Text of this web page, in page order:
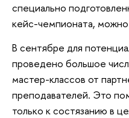
специально
кейс-чемпионата,
В сентябре для
проведено большое
мастер-классов от
преподавателей. Это
только к состязанию в